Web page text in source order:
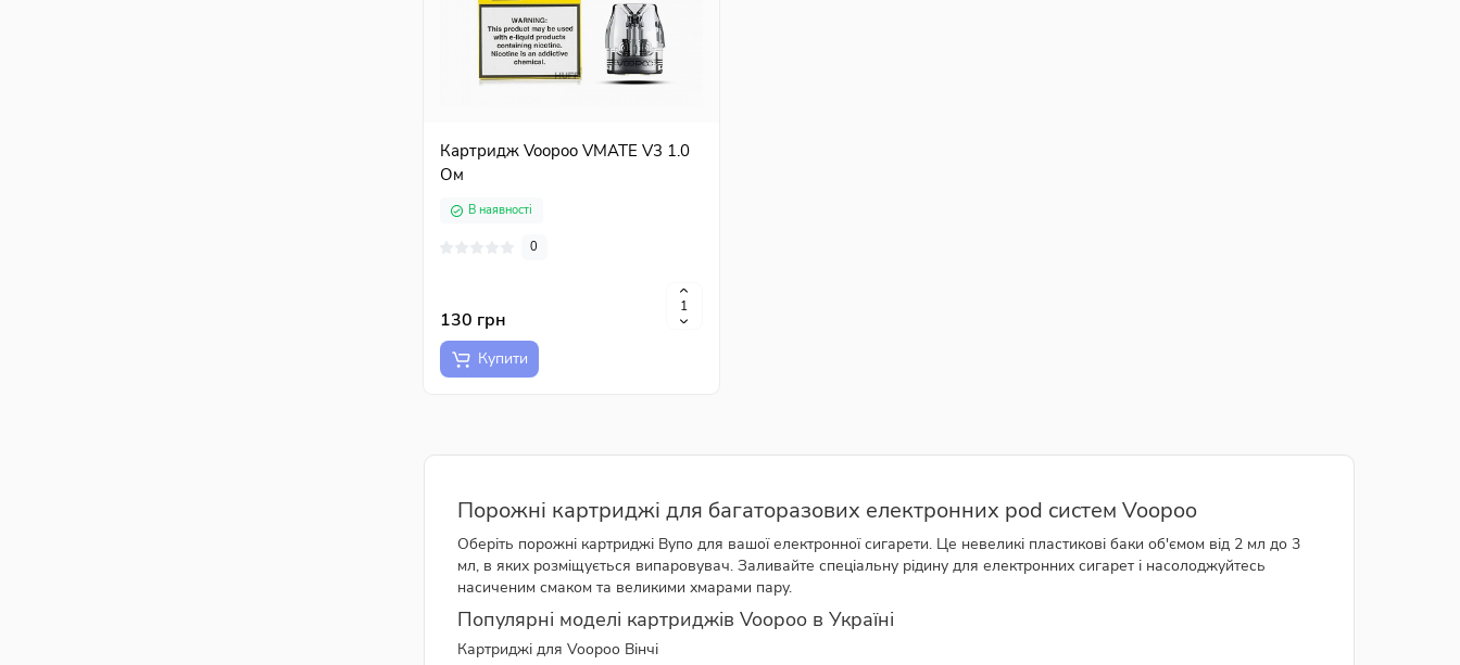
Картридж Voopoo VMATE V3 1.0
Ом
В наявності
0
130 грн
Купити
Порожні картриджі для багаторазових електронних pod систем Voopoo
Оберіть порожні картриджі Вупо для вашої електронної сигарети. Це невеликі пластикові баки об'ємом від 2 мл до 3
мл, в яких розміщується випаровувач. Заливайте спеціальну рідину для електронних сигарет і насолоджуйтесь
насиченим смаком та великими хмарами пару.
Популярні моделі картриджів Voopoo в Україні
Картриджі для Voopoo Вінчі